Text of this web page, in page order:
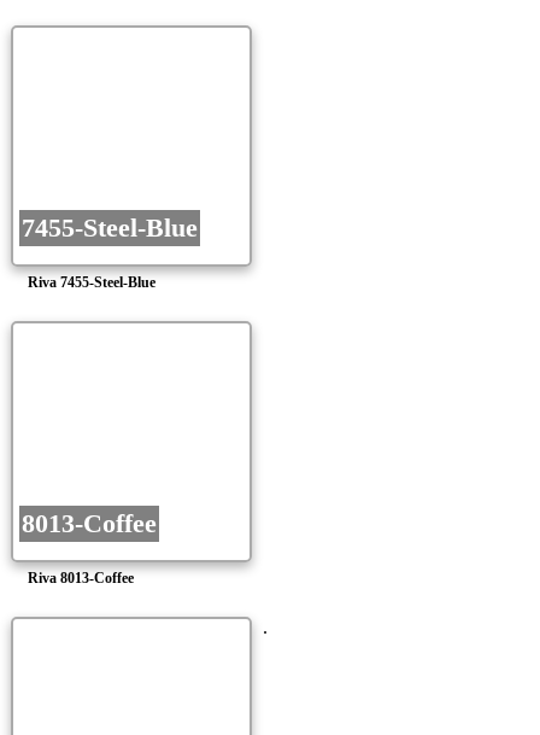
Riva 7455-Steel-Blue
7455-Steel-Blue
Riva 8013-Coffee
8013-Coffee